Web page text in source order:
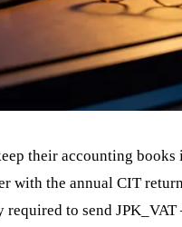
their accounting
with the annual CIT
to send